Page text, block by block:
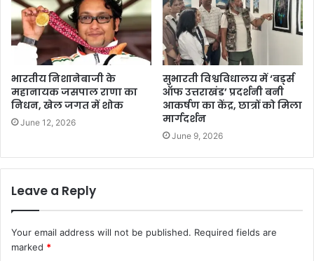
भारतीय निशानेबाजी के
महानायक जसपाल राणा का
निधन, खेल जगत में शोक
June 12, 2026
सुभारती विश्वविधालय में ‘बर्ड्स
ऑफ उत्तराखंड’ प्रदर्शनी बनी
आकर्षण का केंद्र, छात्रों को मिला
मार्गदर्शन
June 9, 2026
Leave a Reply
Your email address will not be published. Required fields are
marked *